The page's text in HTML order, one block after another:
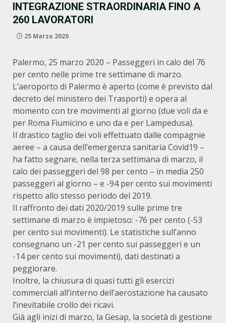
INTEGRAZIONE STRAORDINARIA FINO A
260 LAVORATORI
25 Marzo 2020
Palermo, 25 marzo 2020 – Passeggeri in calo del 76
per cento nelle prime tre settimane di marzo.
L’aeroporto di Palermo è aperto (come è previsto dal
decreto del ministero dei Trasporti) e opera al
momento con tre movimenti al giorno (due voli da e
per Roma Fiumicino e uno da e per Lampedusa).
Il drastico taglio dei voli effettuato dalle compagnie
aeree – a causa dell’emergenza sanitaria Covid19 –
ha fatto segnare, nella terza settimana di marzo, il
calo dei passeggeri del 98 per cento – in media 250
passeggeri al giorno – e -94 per cento sui movimenti
rispetto allo stesso periodo del 2019.
Il raffronto dei dati 2020/2019 sulle prime tre
settimane di marzo è impietoso: -76 per cento (-53
per cento sui movimenti). Le statistiche sull’anno
consegnano un -21 per cento sui passeggeri e un
-14 per cento sui movimenti), dati destinati a
peggiorare.
Inoltre, la chiusura di quasi tutti gli esercizi
commerciali all’interno dell’aerostazione ha causato
l’inevitabile crollo dei ricavi.
Già agli inizi di marzo, la Gesap, la società di gestione